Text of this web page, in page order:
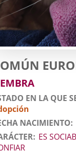
EN LA QUE
NACIMIENTO
ES